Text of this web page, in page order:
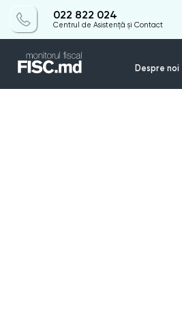
022 822 024
Centrul de Asistență și Contact
Despre noi